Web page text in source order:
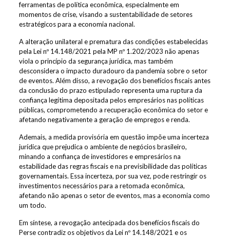
ferramentas de política econômica, especialmente em
momentos de crise, visando a sustentabilidade de setores
estratégicos para a economia nacional.
A alteração unilateral e prematura das condições estabelecidas
pela Lei nº 14.148/2021 pela MP nº 1.202/2023 não apenas
viola o princípio da segurança jurídica, mas também
desconsidera o impacto duradouro da pandemia sobre o setor
de eventos. Além disso, a revogação dos benefícios fiscais antes
da conclusão do prazo estipulado representa uma ruptura da
confiança legítima depositada pelos empresários nas políticas
públicas, comprometendo a recuperação econômica do setor e
afetando negativamente a geração de empregos e renda.
Ademais, a medida provisória em questão impõe uma incerteza
jurídica que prejudica o ambiente de negócios brasileiro,
minando a confiança de investidores e empresários na
estabilidade das regras fiscais e na previsibilidade das políticas
governamentais. Essa incerteza, por sua vez, pode restringir os
investimentos necessários para a retomada econômica,
afetando não apenas o setor de eventos, mas a economia como
um todo.
Em síntese, a revogação antecipada dos benefícios fiscais do
Perse contradiz os objetivos da Lei nº 14.148/2021 e os